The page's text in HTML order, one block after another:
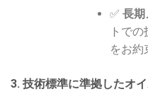
✅長期
トで
をお約
3. 技術標準に準拠したオ